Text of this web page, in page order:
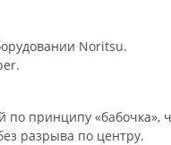
Noritsu.
принципу «бабочка»,
разрыва по центру.